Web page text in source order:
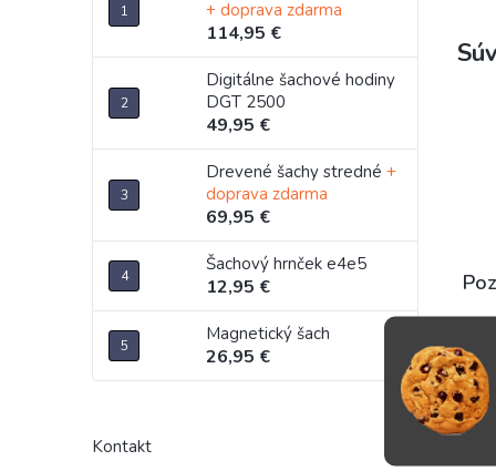
+ doprava zdarma
114,95 €
Digitálne šachové hodiny
DGT 2500
49,95 €
Drevené šachy stredné +
doprava zdarma
69,95 €
Šachový hrnček e4e5
12,95 €
Magnetický šach
26,95 €
Kontakt